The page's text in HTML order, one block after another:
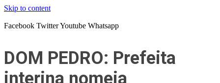
Skip to content
Facebook TwitterYoutube Whatsapp
DOM PEDRO: Prefeita
interina nomeia